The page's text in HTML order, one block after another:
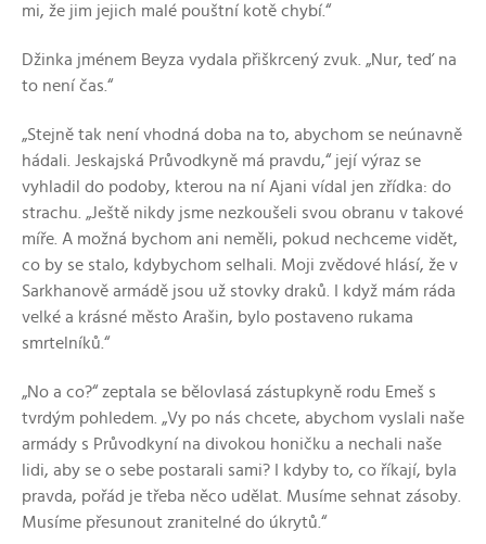
mi, že jim jejich malé pouštní kotě chybí.“
Džinka jménem Beyza vydala přiškrcený zvuk. „Nur, teď na
to není čas.“
„Stejně tak není vhodná doba na to, abychom se neúnavně
hádali. Jeskajská Průvodkyně má pravdu,“ její výraz se
vyhladil do podoby, kterou na ní Ajani vídal jen zřídka: do
strachu. „Ještě nikdy jsme nezkoušeli svou obranu v takové
míře. A možná bychom ani neměli, pokud nechceme vidět,
co by se stalo, kdybychom selhali. Moji zvědové hlásí, že v
Sarkhanově armádě jsou už stovky draků. I když mám ráda
velké a krásné město Arašin, bylo postaveno rukama
smrtelníků.“
„No a co?“ zeptala se bělovlasá zástupkyně rodu Emeš s
tvrdým pohledem. „Vy po nás chcete, abychom vyslali naše
armády s Průvodkyní na divokou honičku a nechali naše
lidi, aby se o sebe postarali sami? I kdyby to, co říkají, byla
pravda, pořád je třeba něco udělat. Musíme sehnat zásoby.
Musíme přesunout zranitelné do úkrytů.“